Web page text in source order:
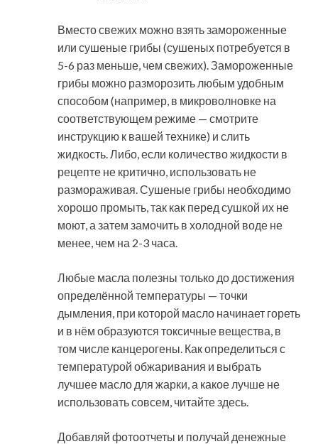
Вместо свежих можно взять замороженные
или сушеные грибы (сушеных потребуется в
5-6 раз меньше, чем свежих). Замороженные
грибы можно разморозить любым удобным
способом (например, в микроволновке на
соответствующем режиме — смотрите
инструкцию к вашей технике) и слить
жидкость. Либо, если количество жидкости в
рецепте не критично, использовать не
размораживая. Сушеные грибы необходимо
хорошо промыть, так как перед сушкой их не
моют, а затем замочить в холодной воде не
менее, чем на 2-3 часа.
Любые масла полезны только до достижения
определённой температуры — точки
дымления, при которой масло начинает гореть
и в нём образуются токсичные вещества, в
том числе канцерогены. Как определиться с
температурой обжаривания и выбрать
лучшее масло для жарки, а какое лучше не
использовать совсем, читайте здесь.
Добавляй фотоотчеты и получай денежные